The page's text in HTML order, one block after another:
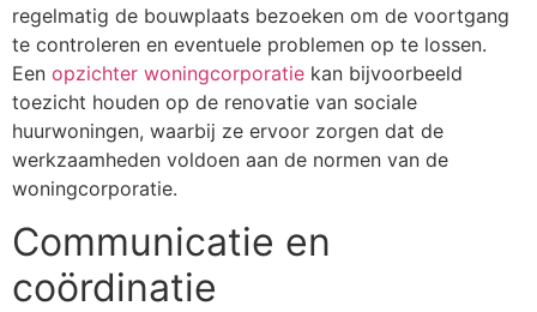
regelmatig de bouwplaats bezoeken om de voortgang
te controleren en eventuele problemen op te lossen.
Een opzichter woningcorporatie kan bijvoorbeeld
toezicht houden op de renovatie van sociale
huurwoningen, waarbij ze ervoor zorgen dat de
werkzaamheden voldoen aan de normen van de
woningcorporatie.
Communicatie en
coördinatie